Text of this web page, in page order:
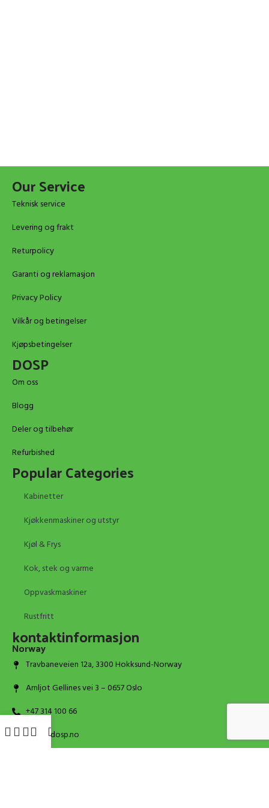
Our Service
Teknisk service
Levering og frakt
Returpolicy
Garanti og reklamasjon
Privacy Policy
Vilkår og betingelser
Kjøpsbetingelser
DOSP
Om oss
Blogg
Deler og tilbehør
Refurbished
Popular Categories
Kabinetter
Kjøkkenmaskiner og utstyr
Kjøl & Frys
Kok, stek og varme
Oppvaskmaskiner
Rustfritt
kontaktinformasjon
Norway
Travbaneveien 12a, 3300 Hokksund-Norway
Arnljot Gellines vei 3 – 0657 Oslo
+47 314 100 66
post@dosp.no